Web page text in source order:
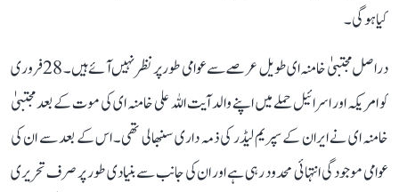
کیا ہوگی۔
دراصل مجتبیٰ خامنہ ای طویل عرصے سے عوامی طور پر نظر نہیں آئے ہیں۔ 28 فروری
کو امریکہ اور اسرائیل حملے میں اپنے والد آیت اللہ علی خامنہ ای کی موت کے بعد مجتبیٰ
خامنہ ای نے ایران کے سپریم لیڈر کی ذمہ داری سنبھالی تھی۔ اس کے بعد سے ان کی
عوامی موجودگی انتہائی محدود رہی ہے اور ان کی جانب سے بنیادی طور پر صرف تحریری